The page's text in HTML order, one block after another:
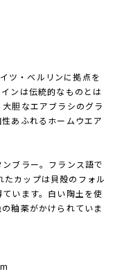
ツ・ベルリンに拠点を
ンは伝統的なものとは
胆なエアブラシのグラ
あふれるホームウエア
ブラー。フランス語で
カップは貝殻のフォル
います。白い陶土を使
釉薬がかけられていま